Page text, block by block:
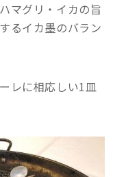
マグリ・イカの旨
るイカ墨のバラン
レに相応しい1皿